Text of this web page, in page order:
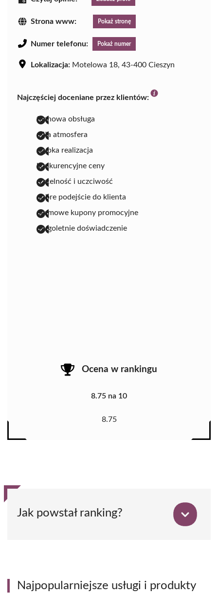
Strona www: Pokaż stronę
Numer telefonu: Pokaż numer
Lokalizacja: Motelowa 18, 43-400 Cieszyn
Najczęściej doceniane przez klientów:
fachowa obsługa
miła atmosfera
szybka realizacja
konkurencyjne ceny
rzetelność i uczciwość
dobre podejście do klienta
darmowe kupony promocyjne
długoletnie doświadczenie
Ocena w rankingu
8.75 na 10
8.75
Jak powstał ranking?
Najpopularniejsze usługi i produkty